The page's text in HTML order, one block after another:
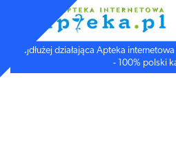
Najdłużej działająca Apteka
- 100% polski